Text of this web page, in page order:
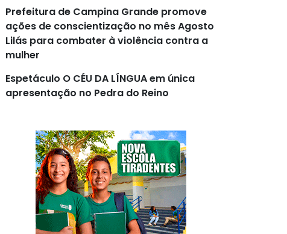
Prefeitura de Campina Grande promove
ações de conscientização no mês Agosto
Lilás para combater à violência contra a
mulher
Espetáculo O CÉU DA LÍNGUA em única
apresentação no Pedra do Reino